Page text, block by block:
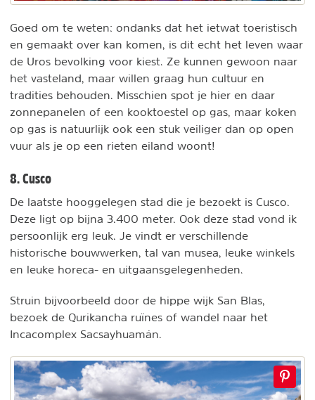
Goed om te weten: ondanks dat het ietwat toeristisch
en gemaakt over kan komen, is dit echt het leven waar
de Uros bevolking voor kiest. Ze kunnen gewoon naar
het vasteland, maar willen graag hun cultuur en
tradities behouden. Misschien spot je hier en daar
zonnepanelen of een kooktoestel op gas, maar koken
op gas is natuurlijk ook een stuk veiliger dan op open
vuur als je op een rieten eiland woont!
8. Cusco
De laatste hooggelegen stad die je bezoekt is Cusco.
Deze ligt op bijna 3.400 meter. Ook deze stad vond ik
persoonlijk erg leuk. Je vindt er verschillende
historische bouwwerken, tal van musea, leuke winkels
en leuke horeca- en uitgaansgelegenheden.
Struin bijvoorbeeld door de hippe wijk San Blas,
bezoek de Qurikancha ruïnes of wandel naar het
Incacomplex Sacsayhuamán.